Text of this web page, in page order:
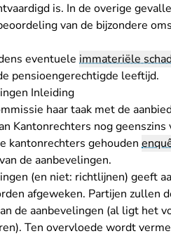
is. In de overige
van de bijzondere
eventuele immateriële
pensioengerechtigde leeftijd.
Inleiding
haar taak met de
Kantonrechters nog
kantonrechters gehouden
de aanbevelingen.
(en niet: richtlijnen) geeft
afgeweken. Partijen zullen
de aanbevelingen (al ligt het
Ten overvloede wordt